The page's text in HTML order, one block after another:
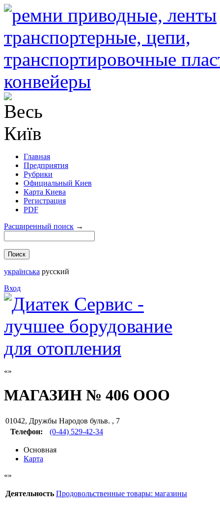
Главная
Предприятия
Рубрики
Официальный Киев
Карта Киева
Регистрация
PDF
Расширенный поиск →
українська русский
Вход
МАГАЗИН № 406 ООО
01042, Дружбы Народов бульв. , 7
Телефон:
(0-44) 529-42-34
Основная
Карта
Деятельность Продовольственные товары: магазины